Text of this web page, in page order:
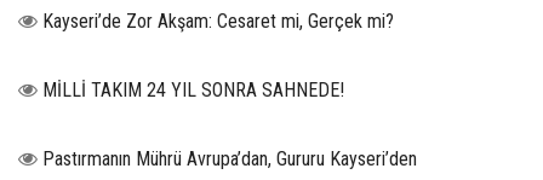
Kayseri’de Zor Akşam: Cesaret mi, Gerçek mi?
MİLLİ TAKIM 24 YIL SONRA SAHNEDE!
Pastırmanın Mührü Avrupa’dan, Gururu Kayseri’den